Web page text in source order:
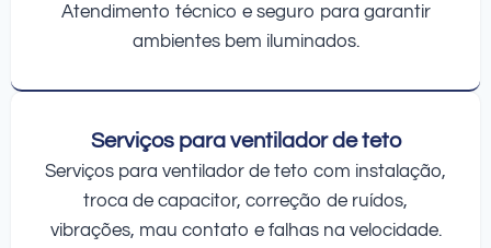
Atendimento técnico e seguro para garantir
ambientes bem iluminados.
Serviços para ventilador de teto
Serviços para ventilador de teto com instalação,
troca de capacitor, correção de ruídos,
vibrações, mau contato e falhas na velocidade.